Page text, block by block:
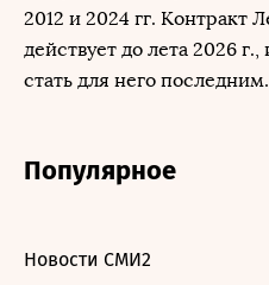
2012 и 2024 гг. Контракт
действует до лета 2026
стать для него последним.
Популярное
Новости СМИ2